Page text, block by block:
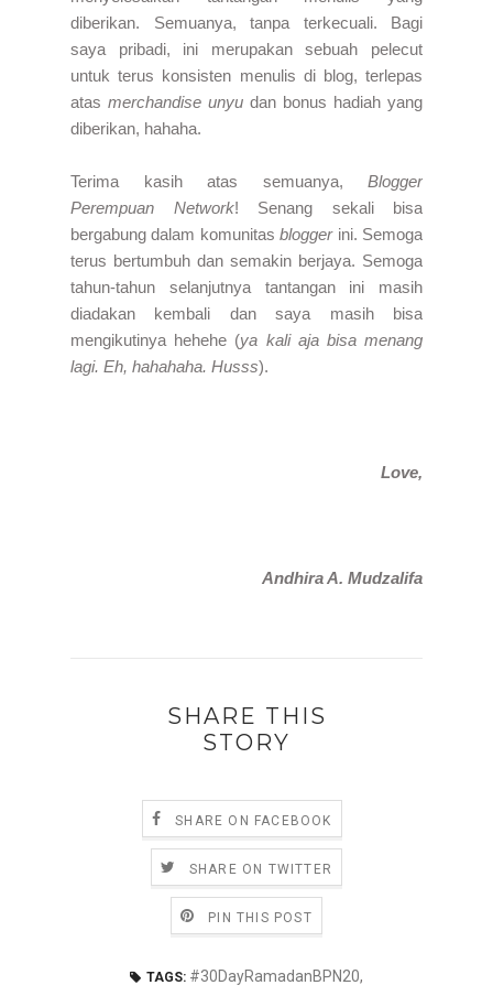
diberikan. Semuanya, tanpa terkecuali. Bagi
saya pribadi, ini merupakan sebuah pelecut
untuk terus konsisten menulis di blog, terlepas
atas merchandise unyu dan bonus hadiah yang
diberikan, hahaha.
Terima kasih atas semuanya, Blogger
Perempuan Network! Senang sekali bisa
bergabung dalam komunitasblogger ini. Semoga
terus bertumbuh dan semakin berjaya. Semoga
tahun-tahun selanjutnya tantangan ini masih
diadakan kembali dan saya masih bisa
mengikutinya hehehe (ya kali aja bisa menang
lagi. Eh, hahahaha. Husss).
Love,
Andhira A. Mudzalifa
SHARE THIS
STORY
SHARE ON FACEBOOK
SHARE ON TWITTER
PIN THIS POST
TAGS: #30DayRamadanBPN20,